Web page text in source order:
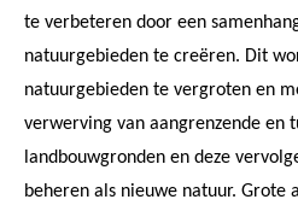
te verbeteren door een
natuurgebieden te creëren. Dit
natuurgebieden te vergroten en
verwerving van aangrenzende en
landbouwgronden en deze
beheren als nieuwe natuur. Grote